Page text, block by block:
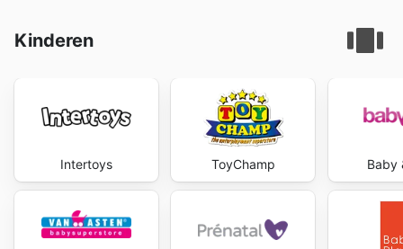
Kinderen
Intertoys ToyChamp Baby